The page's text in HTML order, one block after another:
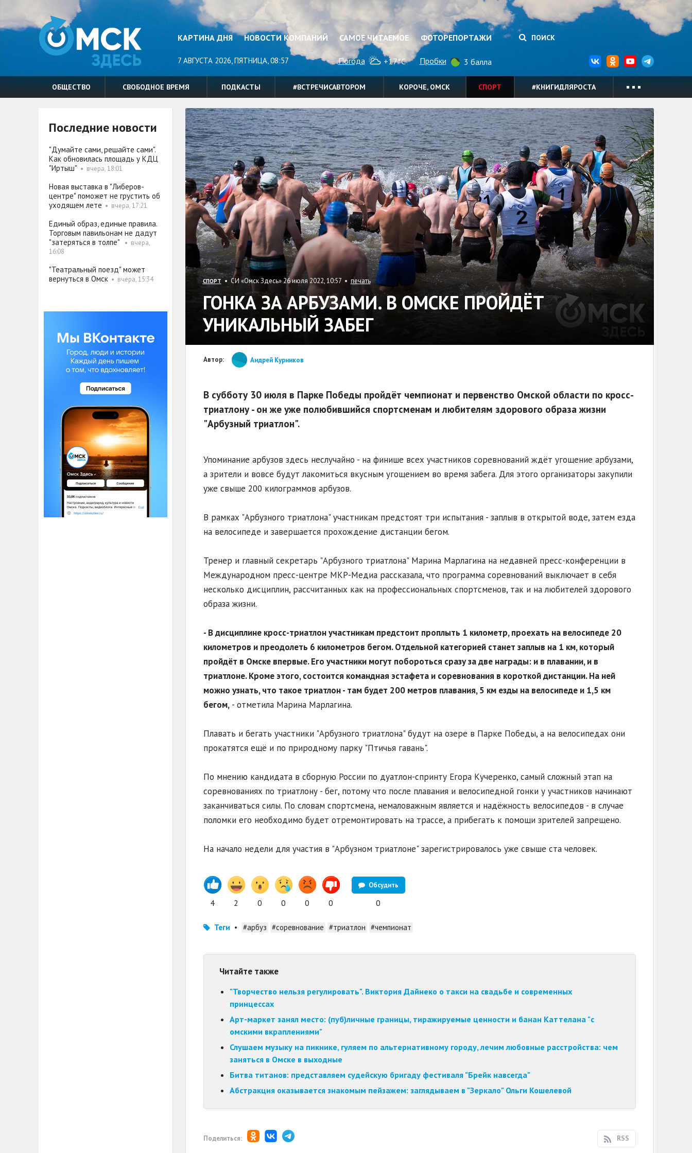
КАРТИНА ДНЯ НОВОСТИ КОМПАНИЙ САМОЕ ЧИТАЕМОЕ ФОТОРЕПОРТАЖИ ПОИСК
7 АВГУСТА 2026, ПЯТНИЦА, 08:57 Погода +17°C Пробки 3 балла
ОБЩЕСТВО СВОБОДНОЕ ВРЕМЯ ПОДКАСТЫ #ВСТРЕЧИСАВТОРОМ КОРОЧЕ, ОМСК СПОРТ #КНИГИДЛЯРОСТА
СПОРТ • СИ «Омск Здесь» 26 июля 2022, 10:57 • печать
ГОНКА ЗА АРБУЗАМИ. В ОМСКЕ ПРОЙДЁТ
УНИКАЛЬНЫЙ ЗАБЕГ
Автор: Андрей Курников
В субботу 30 июля в Парке Победы пройдёт чемпионат и первенство Омской области по кросс-
триатлону - он же уже полюбившийся спортсменам и любителям здорового образа жизни
"Арбузный триатлон".
Упоминание арбузов здесь неслучайно - на финише всех участников соревнований ждёт угощение арбузами,
а зрители и вовсе будут лакомиться вкусным угощением во время забега. Для этого организаторы закупили
уже свыше 200 килограммов арбузов.
В рамках "Арбузного триатлона" участникам предстоят три испытания - заплыв в открытой воде, затем езда
на велосипеде и завершается прохождение дистанции бегом.
Тренер и главный секретарь "Арбузного триатлона" Марина Марлагина на недавней пресс-конференции в
Международном пресс-центре МКР-Медиа рассказала, что программа соревнований выключает в себя
несколько дисциплин, рассчитанных как на профессиональных спортсменов, так и на любителей здорового
образа жизни.
- В дисциплине кросс-триатлон участникам предстоит проплыть 1 километр, проехать на велосипеде 20
километров и преодолеть 6 километров бегом. Отдельной категорией станет заплыв на 1 км, который
пройдёт в Омске впервые. Его участники могут побороться сразу за две награды: и в плавании, и в
триатлоне. Кроме этого, состоится командная эстафета и соревнования в короткой дистанции. На ней
можно узнать, что такое триатлон - там будет 200 метров плавания, 5 км езды на велосипеде и 1,5 км
бегом,- отметила Марина Марлагина.
Плавать и бегать участники "Арбузного триатлона" будут на озере в Парке Победы, а на велосипедах они
прокатятся ещё и по природному парку "Птичья гавань".
По мнению кандидата в сборную России по дуатлон-спринту Егора Кучеренко, самый сложный этап на
соревнованиях по триатлону - бег, потому что после плавания и велосипедной гонки у участников начинают
заканчиваться силы. По словам спортсмена, немаловажным является и надёжность велосипедов - в случае
поломки его необходимо будет отремонтировать на трассе, а прибегать к помощи зрителей запрещено.
На начало недели для участия в "Арбузном триатлоне" зарегистрировалось уже свыше ста человек.
4 2 0 0 0 0
Обсудить
0
Теги • #арбуз #соревнование #триатлон #чемпионат
Читайте также
"Творчество нельзя регулировать". Виктория Дайнеко о такси на свадьбе и современных
принцессах
Арт-маркет занял место: (пуб)личные границы, тиражируемые ценности и банан Каттелана "с
омскими вкраплениями"
Слушаем музыку на пикнике, гуляем по альтернативному городу, лечим любовные расстройства: чем
заняться в Омске в выходные
Битва титанов: представляем судейскую бригаду фестиваля "Брейк навсегда"
Абстракция оказывается знакомым пейзажем: заглядываем в "Зеркало" Ольги Кошелевой
Поделиться: RSS
Последние новости
"Думайте сами, решайте сами".
Как обновилась площадь у КДЦ
"Иртыш" • вчера, 18:01
Новая выставка в "Либеров-
центре" поможет не грустить об
уходящем лете • вчера, 17:21
Единый образ, единые правила.
Торговым павильонам не дадут
"затеряться в толпе"
• вчера,
16:08
"Театральный поезд" может
вернуться в Омск• вчера, 15:34